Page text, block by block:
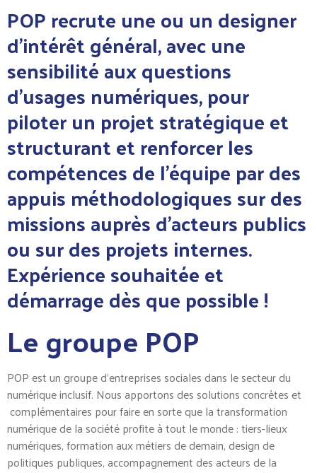
POP recrute une ou un designer
d’intérêt général, avec une
sensibilité aux questions
d’usagesnumériques, pour
piloter un projet stratégique et
structurant et renforcer les
compétences del’équipe par des
appuis méthodologiques sur des
missions auprès d’acteurs publics
ou sur desprojets internes.
Expérience souhaitée et
démarrage dès que possible !
Le groupe POP
POP est ungroupe d’entreprises sociales dans le secteur du
numérique inclusif. Nous apportons des solutions concrètes et
complémentaires pourfaire en sorte que latransformation
numérique de la société profite àtout le monde: tiers-lieux
numériques, formationaux métiers de demain, design de
politiques publiques, accompagnement des acteurs de la